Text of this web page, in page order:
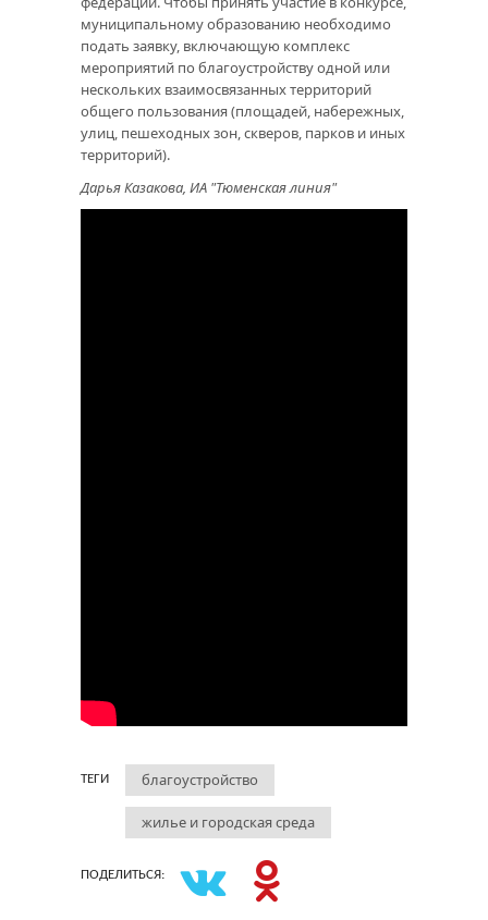
муниципальному образованию необходимо
подать заявку, включающую комплекс
мероприятий по благоустройству одной или
нескольких взаимосвязанных территорий
общего пользования (площадей, набережных,
улиц, пешеходных зон, скверов, парков и иных
территорий).
Дарья Казакова, ИА "Тюменская линия"
ТЕГИ благоустройство
жилье и городская среда
ПОДЕЛИТЬСЯ: